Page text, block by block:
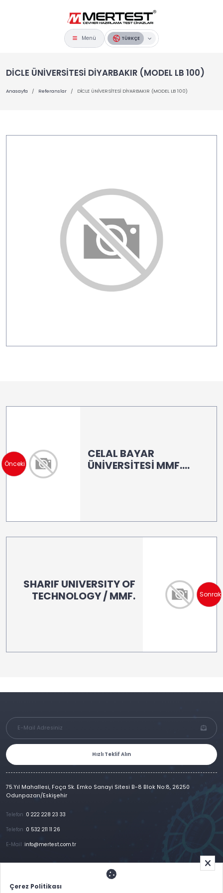
Çerez Politikası
Menü TÜRKÇE
DİCLE ÜNİVERSİTESİ DİYARBAKIR (MODEL LB 100)
Anasayfa Referanslar DİCLE ÜNİVERSİTESİ DİYARBAKIR (MODEL LB 100)
Önceki
CELAL BAYAR
ÜNİVERSİTESİ MMF.
SHARIF UNIVERSITY OF
TECHNOLOGY / MMF.
Sonraki
Hızlı Teklif Alın
75.Yıl Mahallesi, Foça Sk. Emko Sanayi Sitesi B-8 Blok No:8, 26250
Odunpazarı/Eskişehir
Telefon : 0 222 228 23 33
Telefon : 0 532 211 11 26
E-Mail :info@mertest.com.tr
ÜrünlerimizReferanslar